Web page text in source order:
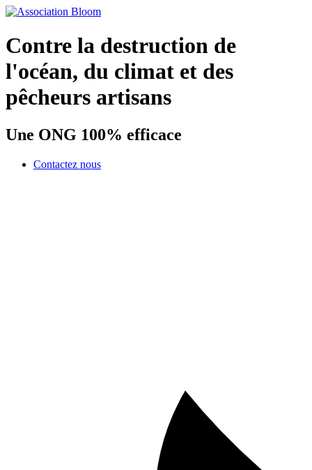
Contre la destruction de
l'océan, du climat et des
pêcheurs artisans
Une ONG 100% efficace
Contactez nous